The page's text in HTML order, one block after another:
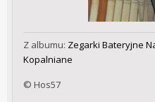
Z albumu: Zegarki Bateryjne
Kopalniane
© Hos57